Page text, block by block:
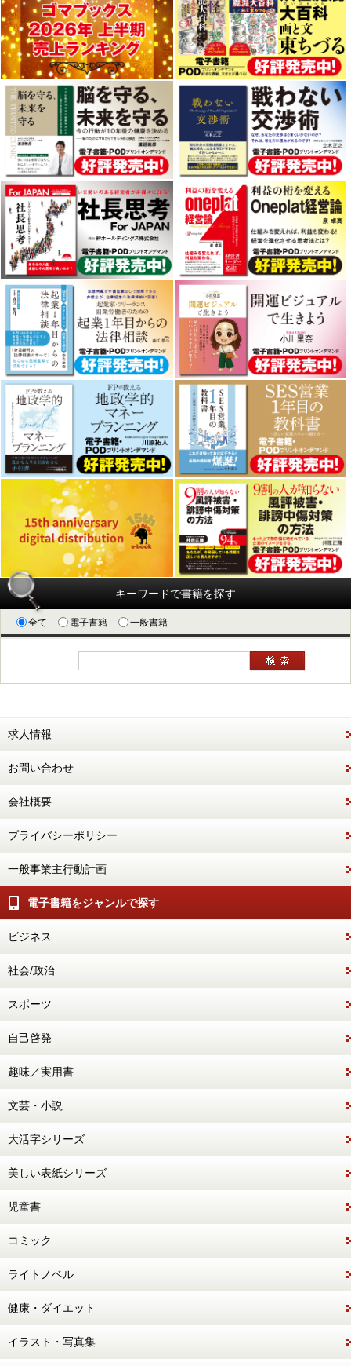
キーワードで書籍を探す
全て 電子書籍 一般書籍
求人情報
お問い合わせ
会社概要
プライバシーポリシー
一般事業主行動計画
電子書籍をジャンルで探す
ビジネス
社会/政治
スポーツ
自己啓発
趣味／実用書
文芸・小説
大活字シリーズ
美しい表紙シリーズ
児童書
コミック
ライトノベル
健康・ダイエット
イラスト・写真集